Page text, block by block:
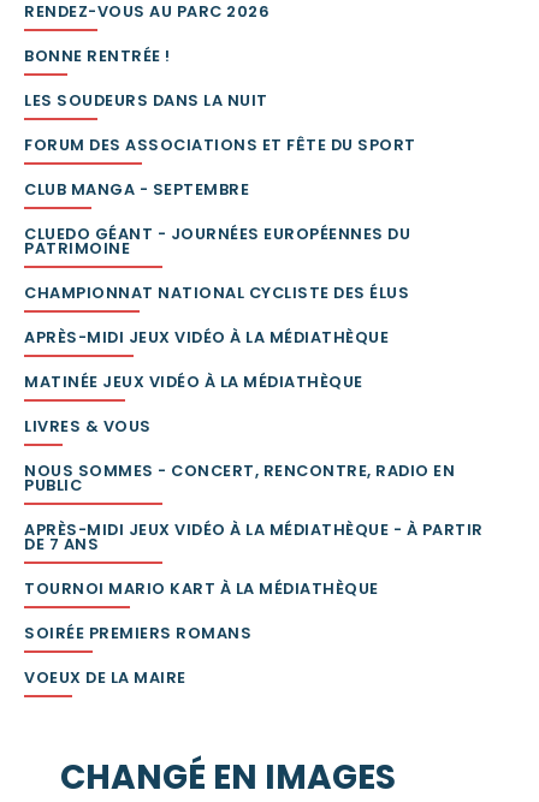
RENDEZ-VOUS AU PARC 2026
BONNE RENTRÉE !
LES SOUDEURS DANS LA NUIT
FORUM DES ASSOCIATIONS ET FÊTE DU SPORT
CLUB MANGA - SEPTEMBRE
CLUEDO GÉANT - JOURNÉES EUROPÉENNES DU
PATRIMOINE
CHAMPIONNAT NATIONAL CYCLISTE DES ÉLUS
APRÈS-MIDI JEUX VIDÉO À LA MÉDIATHÈQUE
MATINÉE JEUX VIDÉO À LA MÉDIATHÈQUE
LIVRES & VOUS
NOUS SOMMES - CONCERT, RENCONTRE, RADIO EN
PUBLIC
APRÈS-MIDI JEUX VIDÉO À LA MÉDIATHÈQUE - À PARTIR
DE 7 ANS
TOURNOI MARIO KART À LA MÉDIATHÈQUE
SOIRÉE PREMIERS ROMANS
VOEUX DE LA MAIRE
CHANGÉ EN IMAGES